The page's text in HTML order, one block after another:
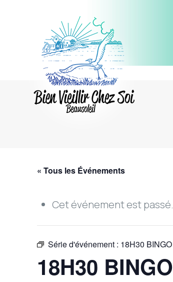
« Tous les Événements
Cet événement est passé.
Série d'événement : 18H30 BINGO
18H30 BINGO